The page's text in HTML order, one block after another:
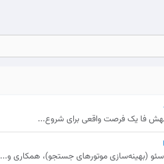
جهش فا یک فرصت واقعی برای شروع...
(بهینه‌سازی موتورهای جستجو)، همکاری و...